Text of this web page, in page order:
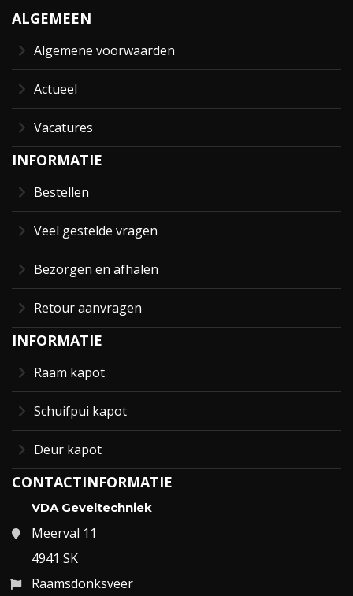
ALGEMEEN
Algemene voorwaarden
Actueel
Vacatures
INFORMATIE
Bestellen
Veel gestelde vragen
Bezorgen en afhalen
Retour aanvragen
INFORMATIE
Raam kapot
Schuifpui kapot
Deur kapot
CONTACTINFORMATIE
VDA Geveltechniek
Meerval 11
4941 SK
Raamsdonksveer